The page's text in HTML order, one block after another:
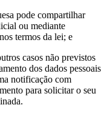
pode compartilhar
ou mediante
termos da lei; e
casos não previstos
dos dados pessoais
notificação com
para solicitar o seu